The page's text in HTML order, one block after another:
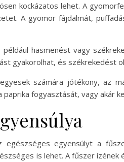
kockázatos lehet. A
A gyomor fájdalmát,
hasmenést vagy
gyakorolhat, és székrekedést
számára jótékony, az
fogyasztását, vagy akár
egyensúlyt a
is lehet. A fűszer